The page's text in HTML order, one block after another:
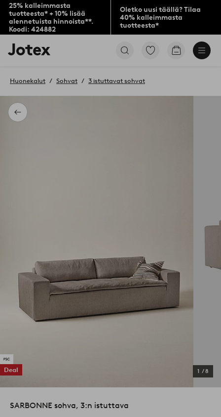
25% kalleimmasta
tuotteesta* + 10% lisää
alennetuista hinnoista**.
Koodi: 424882
Oletko uusi täällä? Tilaa
40% kalleimmasta
tuotteesta*
Jotex-
logo
aloitussivulle
Siirry
Siirry
Takaisin
Huonekalut Sohvat 3 istuttavat sohvat
Deal 1 /8
SARBONNE sohva, 3:n istuttava